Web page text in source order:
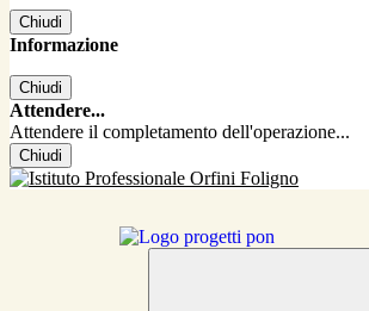
Chiudi
Informazione
Chiudi
Attendere...
Attendere il completamento dell'operazione...
Chiudi